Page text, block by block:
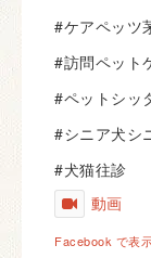
#ケアペッツ
#訪問ペット
#ペットシッ
#シニア犬シ
#犬猫往診
動画
Facebook で表